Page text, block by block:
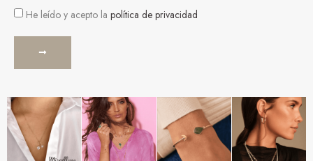
He leído y acepto la política de privacidad